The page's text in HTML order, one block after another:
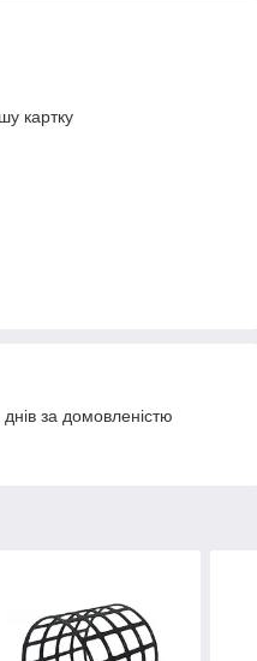
картку
за домовленістю